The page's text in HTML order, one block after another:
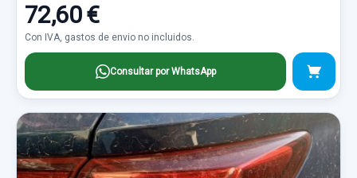
72,60 €
Con IVA, gastos de envio no incluidos.
Consultar por WhatsApp